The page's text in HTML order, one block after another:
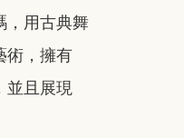
，用古典舞
術，擁有
並且展現